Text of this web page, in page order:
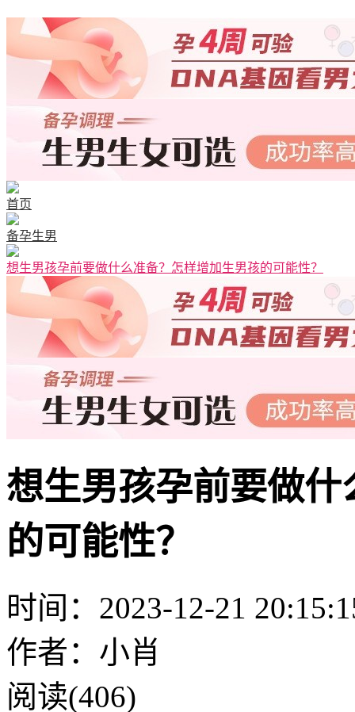
首页
备孕生男
想生男孩孕前要做什么准备？怎样增加生男孩的可能性？
想生男孩孕前要做
的可能性？
时间：2023-12-21
作者：小肖
阅读(406)